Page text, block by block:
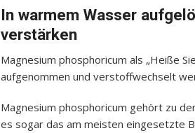
In warmem Wasser
verstärken
Magnesium phosphoricum als „Heiße
aufgenommen und verstoffwechselt
Magnesium phosphoricum gehört zu
es sogar das am meisten eingesetzte